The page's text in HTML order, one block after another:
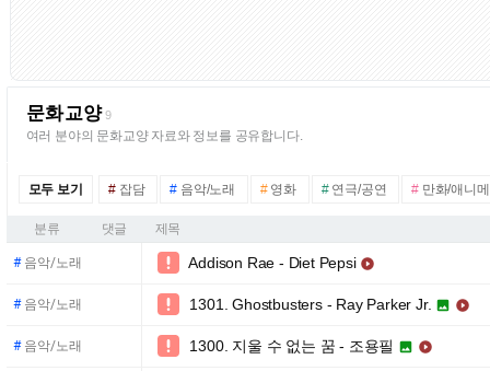
문화교양 9
여러 분야의 문화교양 자료와 정보를 공유합니다.
모두 보기 # 잡담 # 음악/노래 #영화 #연극/공연 # 만화/애니
분류 댓글 제목
#음악/노래  Addison Rae - Diet Pepsi 
#음악/노래  1301. Ghostbusters - Ray Parker Jr.  
#음악/노래  1300. 지울 수 없는 꿈 - 조용필  